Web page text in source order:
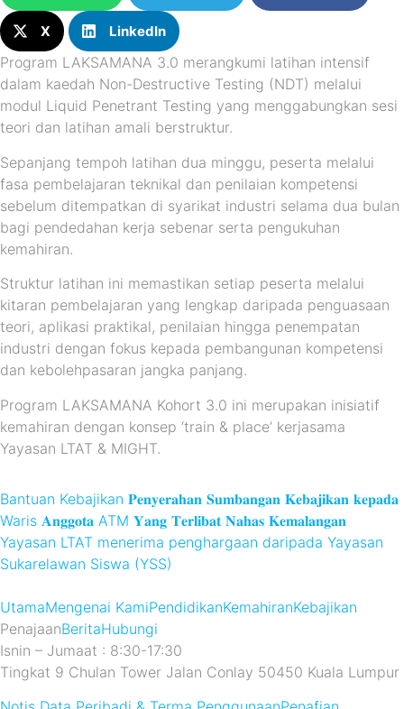
X LinkedIn
Program LAKSAMANA 3.0 merangkumi latihan intensif
dalam kaedah Non-Destructive Testing (NDT) melalui
modul Liquid Penetrant Testing yang menggabungkan sesi
teori dan latihan amali berstruktur.
Sepanjang tempoh latihan dua minggu, peserta melalui
fasa pembelajaran teknikal dan penilaian kompetensi
sebelum ditempatkan di syarikat industri selama dua bulan
bagi pendedahan kerja sebenar serta pengukuhan
kemahiran.
Struktur latihan ini memastikan setiap peserta melalui
kitaran pembelajaran yang lengkap daripada penguasaan
teori, aplikasi praktikal, penilaian hingga penempatan
industri dengan fokus kepada pembangunan kompetensi
dan kebolehpasaran jangka panjang.
Program LAKSAMANA Kohort 3.0 ini merupakan inisiatif
kemahiran dengan konsep ‘train & place’ kerjasama
Yayasan LTAT & MIGHT.
Bantuan Kebajikan 𝐏𝐞𝐧𝐲𝐞𝐫𝐚𝐡𝐚𝐧 𝐒𝐮𝐦𝐛𝐚𝐧𝐠𝐚𝐧 𝐊𝐞𝐛𝐚𝐣𝐢𝐤𝐚𝐧 𝐤𝐞𝐩𝐚𝐝𝐚
Waris 𝐀𝐧𝐠𝐠𝐨𝐭𝐚 ATM 𝐘𝐚𝐧𝐠 𝐓𝐞𝐫𝐥𝐢𝐛𝐚𝐭 𝐍𝐚𝐡𝐚𝐬 𝐊𝐞𝐦𝐚𝐥𝐚𝐧𝐠𝐚𝐧
Yayasan LTAT menerima penghargaan daripada Yayasan
Sukarelawan Siswa (YSS)
UtamaMengenai KamiPendidikanKemahiranKebajikan
PenajaanBeritaHubungi
Isnin – Jumaat : 8:30-17:30
Tingkat 9 Chulan Tower Jalan Conlay 50450 Kuala Lumpur